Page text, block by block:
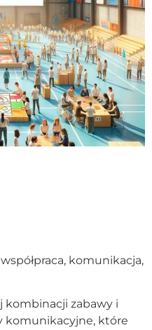
współpraca, komunikacja,
kombinacji zabawy i
komunikacyjne, które